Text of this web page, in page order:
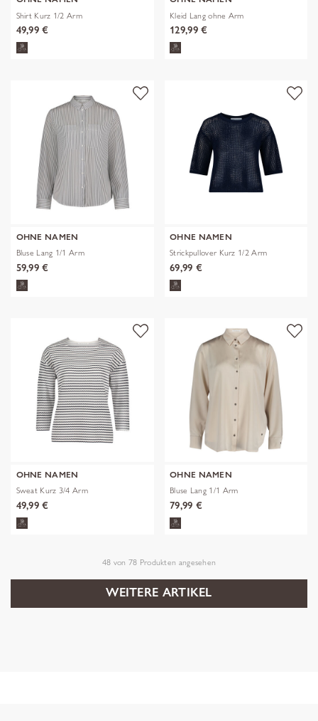
Shirt Kurz 1/2 Arm
49,99 €
Kleid Lang ohne Arm
129,99 €
OHNE NAMEN
Bluse Lang 1/1 Arm
59,99 €
OHNE NAMEN
Strickpullover Kurz 1/2 Arm
69,99 €
OHNE NAMEN
Sweat Kurz 3/4 Arm
49,99 €
OHNE NAMEN
Bluse Lang 1/1 Arm
79,99 €
48 von 78 Produkten angesehen
WEITERE ARTIKEL